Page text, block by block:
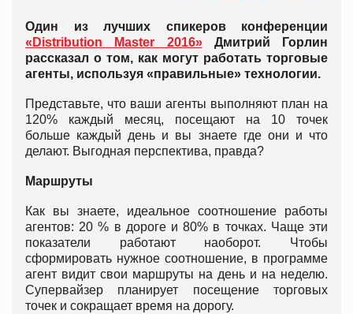
Один из лучших спикеров конференции
«Distribution Master 2016»Дмитрий Горлин
рассказал о том, как могут работать торговые
агенты, используя «правильные» технологии.
Представьте, что ваши агенты выполняют план на
120% каждый месяц, посещают на 10 точек
больше каждый день и вы знаете где они и что
делают. Выгодная перспектива, правда?
Маршруты
Как вы знаете, идеальное соотношение работы
агентов: 20 % в дороге и 80% в точках. Чаще эти
показатели работают наоборот. Чтобы
сформировать нужное соотношение, в программе
агент видит свои маршруты на день и на неделю.
Супервайзер планирует посещение торговых
точек и сокращает время на дорогу.